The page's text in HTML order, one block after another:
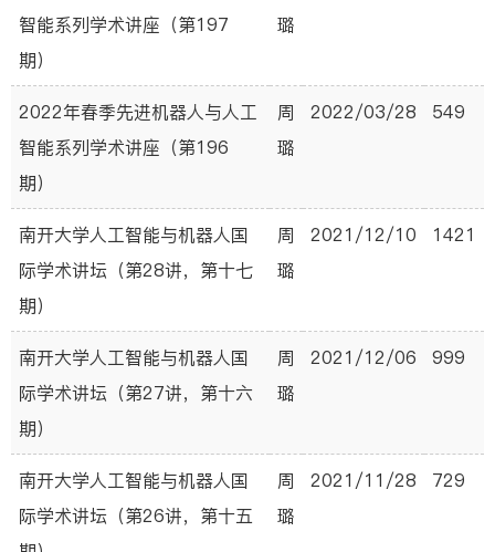
智能系列学术讲座（第197
期）
璐
2022年春季先进机器人与人工
智能系列学术讲座（第196
期）
周
璐
2022/03/28 549
南开大学人工智能与机器人国
际学术讲坛（第28讲，第十七
期）
周
璐
2021/12/10 1421
南开大学人工智能与机器人国
际学术讲坛（第27讲，第十六
期）
周
璐
2021/12/06 999
南开大学人工智能与机器人国
际学术讲坛（第26讲，第十五
周
璐
2021/11/28 729